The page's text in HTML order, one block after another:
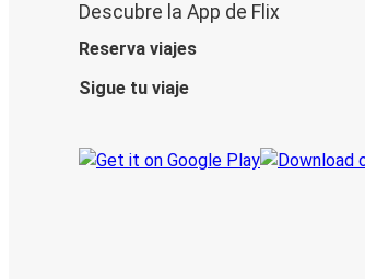
Descubre la App de Flix
Reserva viajes
Sigue tu viaje